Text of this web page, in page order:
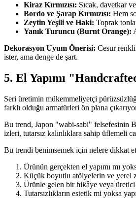
Kiraz Kırmızısı: Sıcak, davetkar
Bordo ve Şarap Kırmızısı: Hem
Zeytin Yeşili ve Haki: Toprak
Yanık Turuncu (Burnt Orange):
Dekorasyon Uyum Önerisi: Cesur renkli
ister, ama denge de şart.
5. El Yapımı
Seri üretimin mükemmeliyetçi
farklı olduğu armatürleri ön plana
Bu trend, Japon "wabi-sabi" felsefesinin
izleri, tutarsız kalınlıklara sahip üflemeli
Bu trendi benimsemek için nelere dikkat
Ürünün gerçekten el yapımı mı
Küçük boyutlu atölyelerin ve yerel
Ürünle gelen bir hikâye veya
Tutarsızlıkların estetik mi yoksa